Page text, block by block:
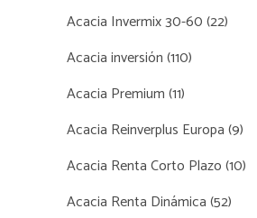
Acacia Invermix 30-60(22)
Acacia inversión(110)
Acacia Premium(11)
Acacia Reinverplus Europa(9)
Acacia Renta Corto Plazo(10)
Acacia Renta Dinámica(52)